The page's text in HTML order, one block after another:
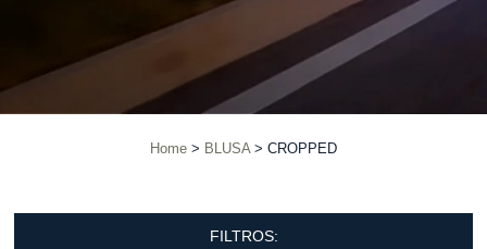
Home BLUSA CROPPED
FILTROS: